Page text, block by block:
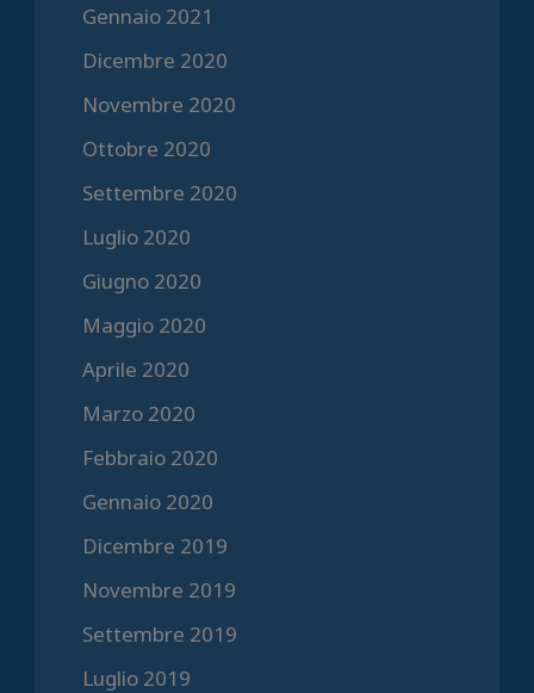
Gennaio 2021
Dicembre 2020
Novembre 2020
Ottobre 2020
Settembre 2020
Luglio 2020
Giugno 2020
Maggio 2020
Aprile 2020
Marzo 2020
Febbraio 2020
Gennaio 2020
Dicembre 2019
Novembre 2019
Settembre 2019
Luglio 2019